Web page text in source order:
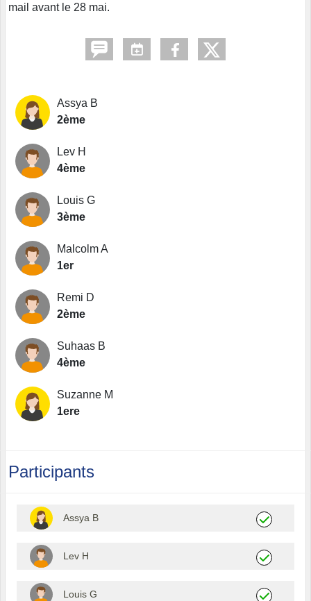
mail avant le 28 mai.
Assya B
2ème
Lev H
4ème
Louis G
3ème
Malcolm A
1er
Remi D
2ème
Suhaas B
4ème
Suzanne M
1ere
Participants
Assya B
Lev H
Louis G